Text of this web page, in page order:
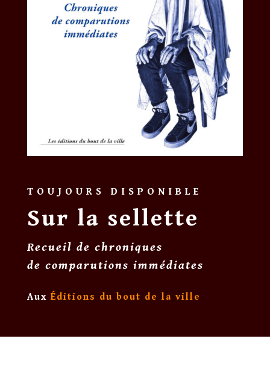
TOUJOURS DISPONIBLE
Sur la sellette
Recueil de chroniques
de comparutions immédiates
Aux Éditions du bout de la ville